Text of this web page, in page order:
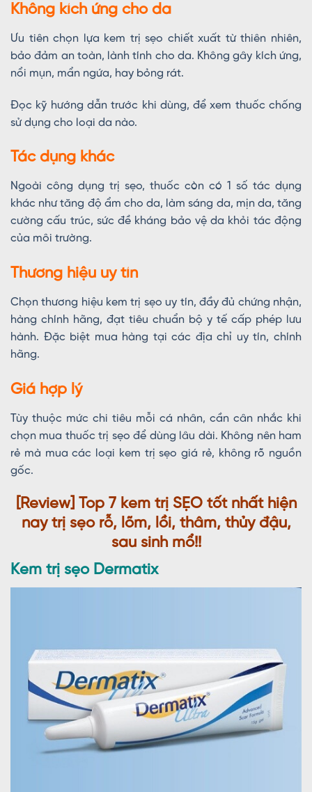
Không kích ứng cho da
Ưu tiên chọn lựa kem trị sẹo chiết xuất từ thiên nhiên,
bảo đảm an toàn, lành tính cho da. Không gây kích ứng,
nổi mụn, mẩn ngứa, hay bỏng rát.
Đọc kỹ hướng dẫn trước khi dùng, để xem thuốc chống
sử dụng cho loại da nào.
Tác dụng khác
Ngoài công dụng trị sẹo, thuốc còn có 1 số tác dụng
khác như tăng độ ẩm cho da, làm sáng da, mịn da, tăng
cường cấu trúc, sức đề kháng bảo vệ da khỏi tác động
của môi trường.
Thương hiệu uy tín
Chọn thương hiệu kem trị sẹo uy tín, đầy đủ chứng nhận,
hàng chính hãng, đạt tiêu chuẩn bộ y tế cấp phép lưu
hành. Đặc biệt mua hàng tại các địa chỉ uy tín, chính
hãng.
Giá hợp lý
Tùy thuộc mức chi tiêu mỗi cá nhân, cần cân nhắc khi
chọn mua thuốc trị sẹo để dùng lâu dài. Không nên ham
rẻ mà mua các loại kem trị sẹo giá rẻ, không rõ nguồn
gốc.
[Review] Top 7 kem trị SẸO tốt nhất hiện
nay trị sẹo rỗ, lõm, lồi, thâm, thủy đậu,
sau sinh mổ!!
Kem trị sẹo Dermatix